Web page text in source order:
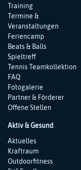
Training
Termine &
Veranstaltungen
Feriencamp
Beats & Balls
Spieltreff
Tennis Teamkollektion
FAQ
Fotogalerie
Partner & Förderer
Offene Stellen
Aktiv & Gesund
Navigation
überspringen
Aktuelles
Kraftraum
Outdoorfitness